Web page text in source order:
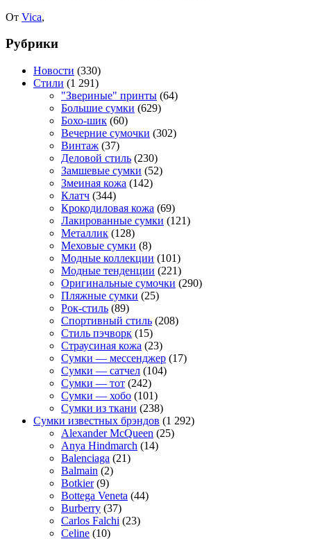
От Vica,
Рубрики
Новости (330)
Стили (1 291)
"Звериные" принты (64)
Большие сумки (629)
Бохо-шик (60)
Вечерние сумочки (302)
Винтаж (37)
Деловой стиль (230)
Замшевые сумки (52)
Змеиная кожа (142)
Клатч (344)
Крокодиловая кожа (69)
Лакированные сумки (121)
Металлик (128)
Меховые сумки (8)
Модные коллекции (101)
Модные тенденции (221)
Оригинальные сумочки (290)
Пляжные сумки (25)
Рок-стиль (89)
Спортивный стиль (208)
Стиль пэчворк (15)
Страусиная кожа (23)
Сумки — мессенджер (17)
Сумки — сатчел (104)
Сумки — тот (242)
Сумки — хобо (101)
Сумки из ткани (238)
Сумки известных брэндов (1 292)
Alexander McQueen (25)
Anya Hindmarch (14)
Balenciaga (21)
Balmain (2)
Botkier(9)
Bottega Veneta (44)
Burberry (37)
Carlos Falchi (23)
Celine (10)